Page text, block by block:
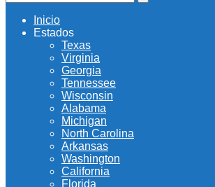
Inicio
Estados
Texas
Virginia
Georgia
Tennessee
Wisconsin
Alabama
Michigan
North Carolina
Arkansas
Washington
California
Florida